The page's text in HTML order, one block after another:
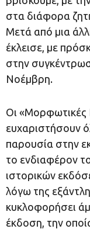
στα διάφορα
Μετά από μια
έκλεισε, με
στην
Νοέμβρη.
Οι «Μορφωτικές
ευχαριστήσουν
παρουσία στην
το ενδιαφέρον
ιστορικών
λόγω της
κυκλοφορήσει
έκδοση, την